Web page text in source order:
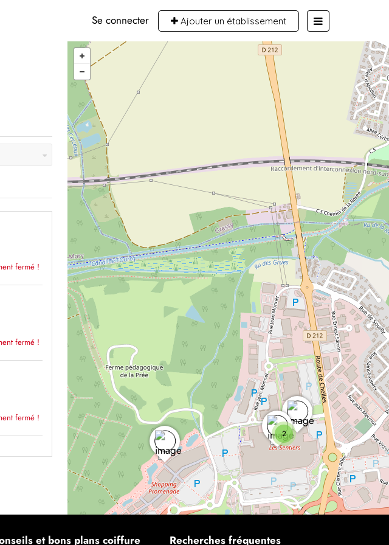
Se connecter Ajouter un établissement
2
fermé !
fermé !
fermé !
et bons plans coiffure Recherches fréquentes